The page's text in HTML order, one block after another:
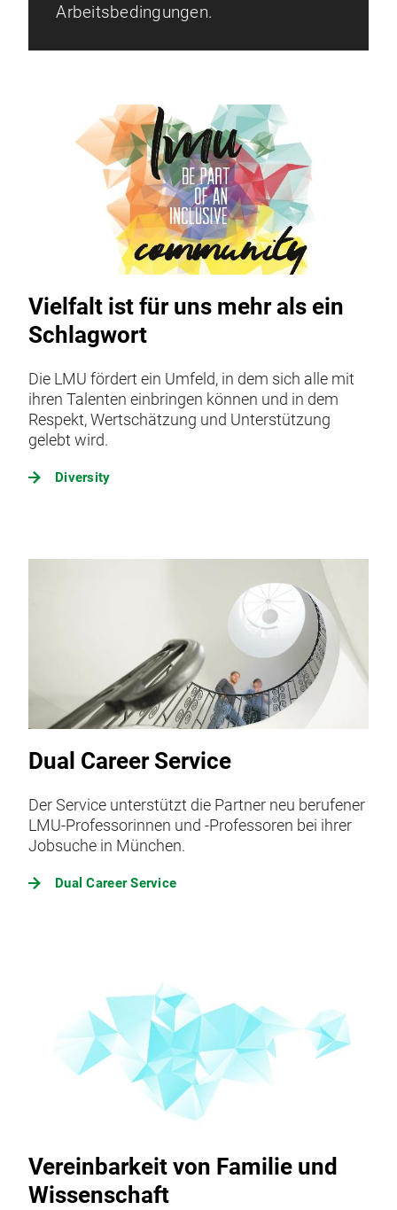
Arbeitsbedingungen.
Vielfalt ist für uns mehr als ein
Schlagwort
Die LMU fördert ein Umfeld, in dem sich alle mit
ihren Talenten einbringen können und in dem
Respekt, Wertschätzung und Unterstützung
gelebt wird.
Diversity
Dual Career Service
Der Service unterstützt die Partner neu berufener
LMU-Professorinnen und -Professoren bei ihrer
Jobsuche in München.
Dual Career Service
Vereinbarkeit von Familie und
Wissenschaft